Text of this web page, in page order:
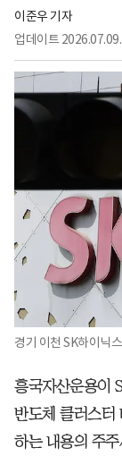
이준우 기자
업데이트
경기 이천 SK하이닉
흥국자산운용이
반도체 클러스터
하는 내용의 주